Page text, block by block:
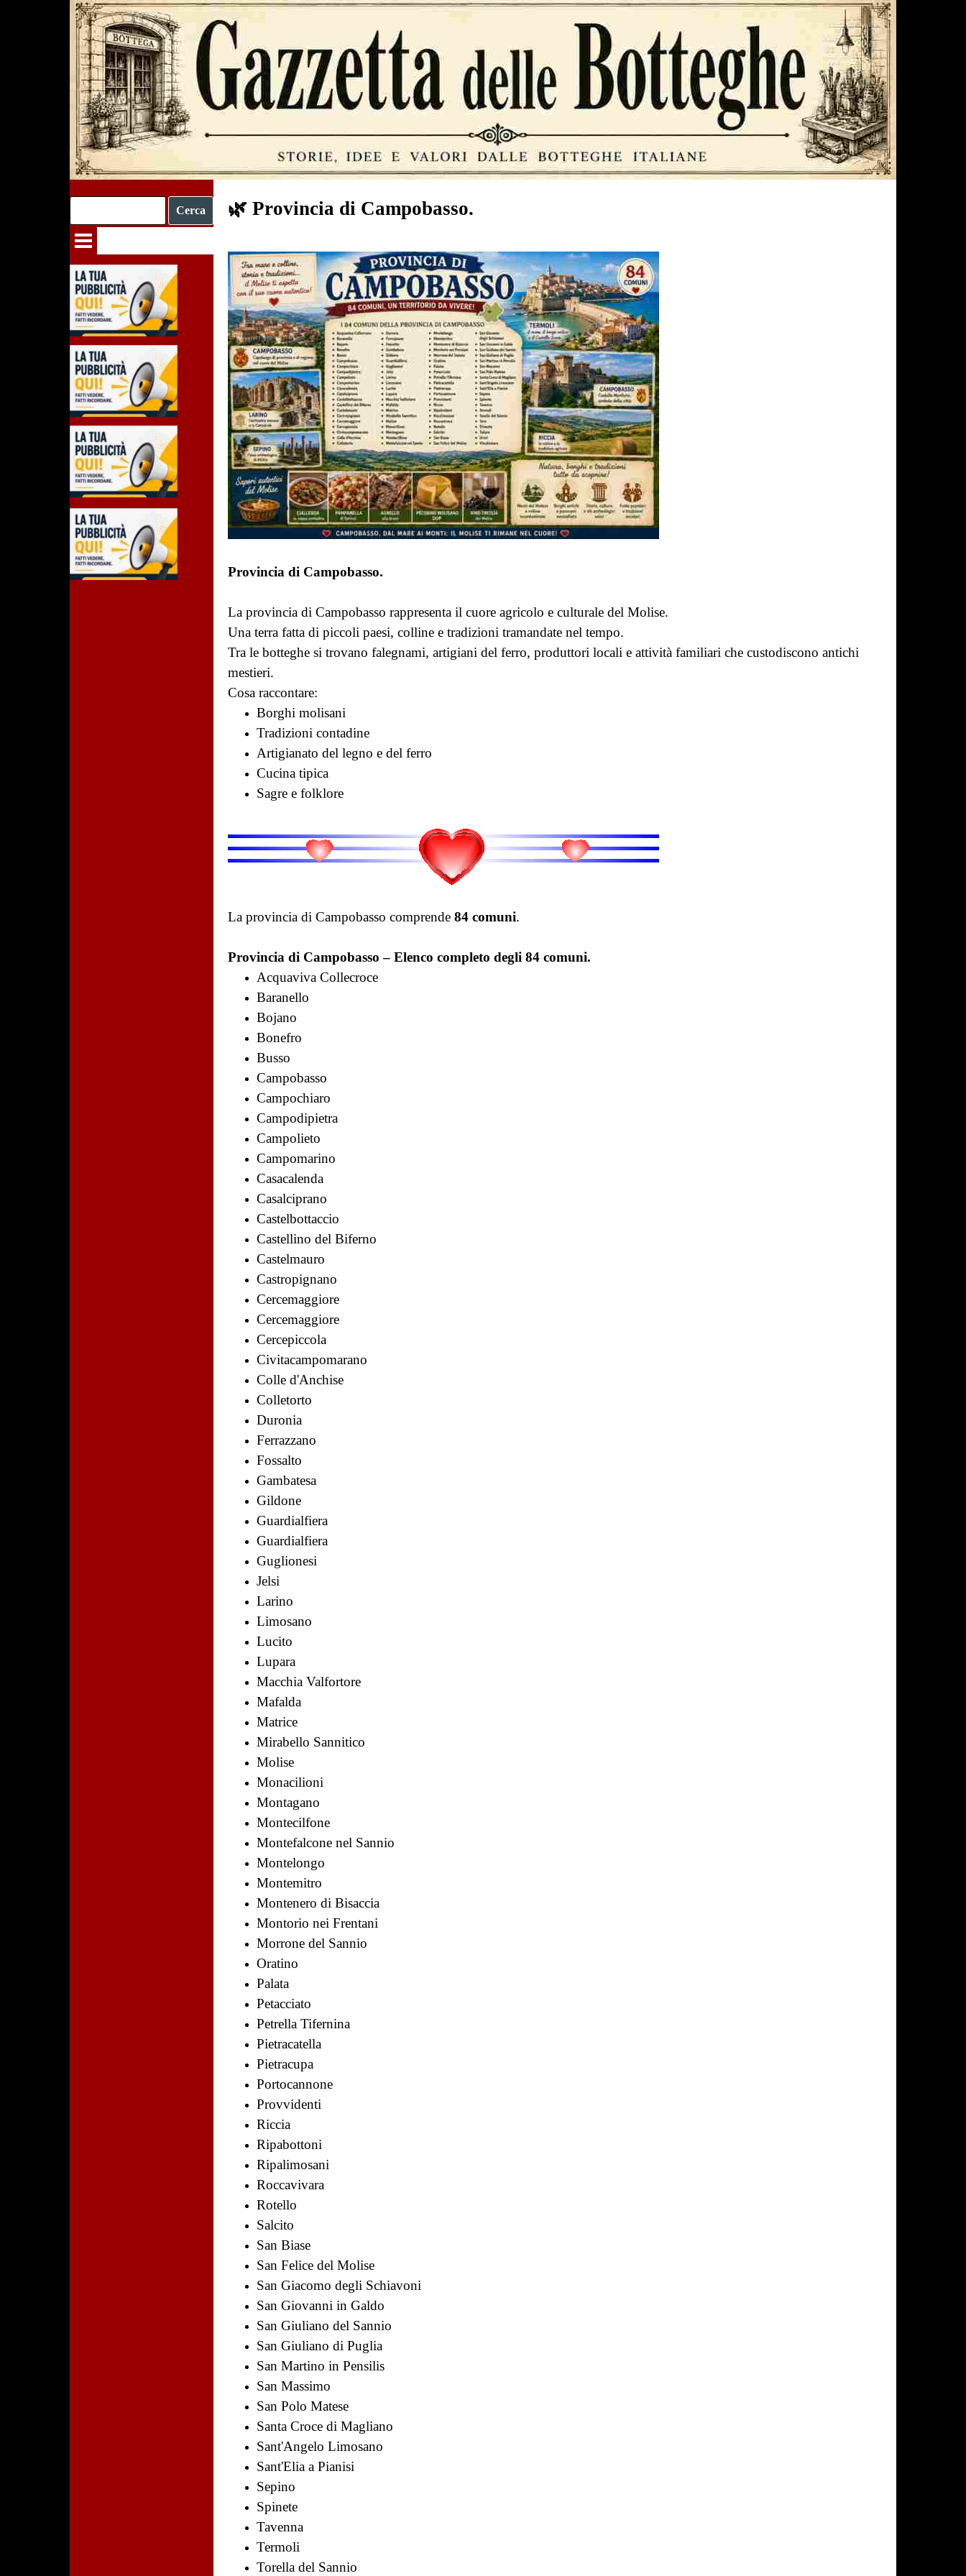
Cerca
🌿 Provincia di Campobasso.
Provincia di Campobasso.
La provincia di Campobasso rappresenta il cuore agricolo e culturale del Molise.
Una terra fatta di piccoli paesi, colline e tradizioni tramandate nel tempo.
Tra le botteghe si trovano falegnami, artigiani del ferro, produttori locali e attività familiari che custodiscono antichi
mestieri.
Cosa raccontare:
Borghi molisani
Tradizioni contadine
Artigianato del legno e del ferro
Cucina tipica
Sagre e folklore
La provincia di Campobasso comprende84 comuni.
Provincia di Campobasso – Elenco completo degli 84 comuni.
Acquaviva Collecroce
Baranello
Bojano
Bonefro
Busso
Campobasso
Campochiaro
Campodipietra
Campolieto
Campomarino
Casacalenda
Casalciprano
Castelbottaccio
Castellino del Biferno
Castelmauro
Castropignano
Cercemaggiore
Cercemaggiore
Cercepiccola
Civitacampomarano
Colle d'Anchise
Colletorto
Duronia
Ferrazzano
Fossalto
Gambatesa
Gildone
Guardialfiera
Guardialfiera
Guglionesi
Jelsi
Larino
Limosano
Lucito
Lupara
Macchia Valfortore
Mafalda
Matrice
Mirabello Sannitico
Molise
Monacilioni
Montagano
Montecilfone
Montefalcone nel Sannio
Montelongo
Montemitro
Montenero di Bisaccia
Montorio nei Frentani
Morrone del Sannio
Oratino
Palata
Petacciato
Petrella Tifernina
Pietracatella
Pietracupa
Portocannone
Provvidenti
Riccia
Ripabottoni
Ripalimosani
Roccavivara
Rotello
Salcito
San Biase
San Felice del Molise
San Giacomo degli Schiavoni
San Giovanni in Galdo
San Giuliano del Sannio
San Giuliano di Puglia
San Martino in Pensilis
San Massimo
San Polo Matese
Santa Croce di Magliano
Sant'Angelo Limosano
Sant'Elia a Pianisi
Sepino
Spinete
Tavenna
Termoli
Torella del Sannio